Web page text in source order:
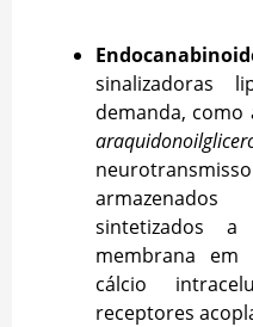
sinalizadoras
demanda,
sintetizados
membrana em
cálcio
receptores